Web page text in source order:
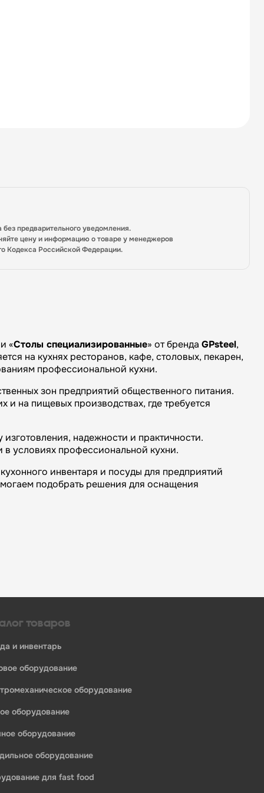
предварительного уведомления.
цену и информацию о товаре у менеджеров
Кодекса Российской Федерации.
«Столы специализированные» от бренда GPsteel,
на кухнях ресторанов, кафе, столовых, пекарен,
профессиональной кухни.
зон предприятий общественного питания.
и на пищевых производствах, где требуется
надежности и практичности.
в условиях профессиональной кухни.
инвентаря и посуды для предприятий
подобрать решения для оснащения
общественного питания:
товаров
и инвентарь
оборудование
оборудование
оборудование
оборудование
оборудование
для fast food